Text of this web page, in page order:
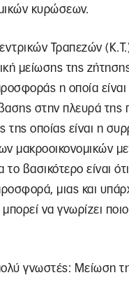
κυρώσεων.
Τραπεζών
μείωσης της
η οποία
στην πλευρά της
της οποίας είναι η
μακροοικονομικών
βασικότερο είναι
μιας και
να γνωρίζει ποιο
γνωστές: Μείωση